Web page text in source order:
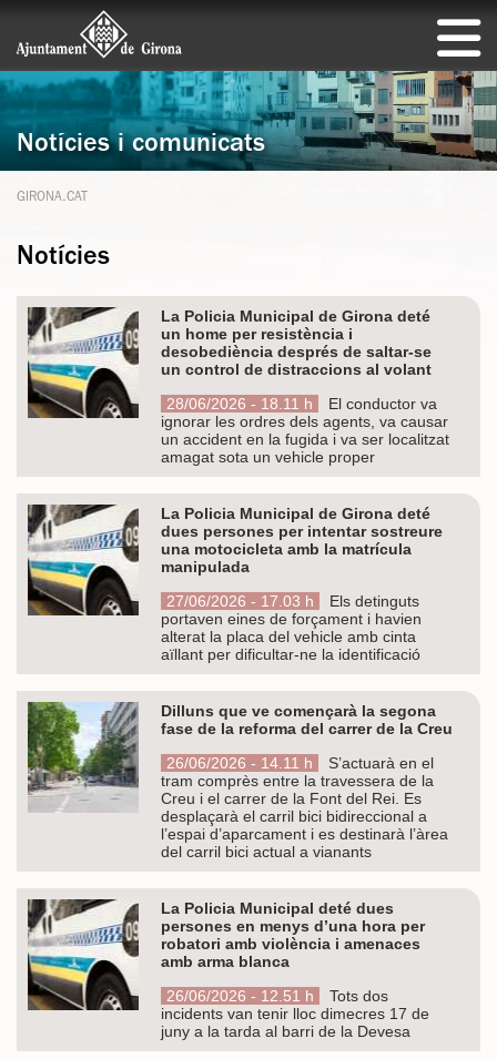
Notícies i comunicats
GIRONA.CAT
Notícies
La Policia Municipal de Girona deté
un home per resistència i
desobediència després de saltar-se
un control de distraccions al volant
28/06/2026 - 18.11 h
El conductor va
ignorar les ordres dels agents, va causar
un accident en la fugida i va ser localitzat
amagat sota un vehicle proper
La Policia Municipal de Girona deté
dues persones per intentar sostreure
una motocicleta amb la matrícula
manipulada
27/06/2026 - 17.03 h
Els detinguts
portaven eines de forçament i havien
alterat la placa del vehicle amb cinta
aïllant per dificultar-ne la identificació
Dilluns que ve començarà la segona
fase de la reforma del carrer de la Creu
26/06/2026 - 14.11 h
S’actuarà en el
tram comprès entre la travessera de la
Creu i el carrer de la Font del Rei. Es
desplaçarà el carril bici bidireccional a
l’espai d’aparcament i es destinarà l’àrea
del carril bici actual a vianants
La Policia Municipal deté dues
persones en menys d’una hora per
robatori amb violència i amenaces
amb arma blanca
26/06/2026 - 12.51 h
Tots dos
incidents van tenir lloc dimecres 17 de
juny a la tarda al barri de la Devesa